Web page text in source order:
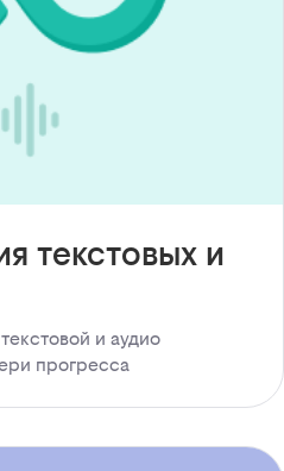
текстовых и
и аудио
прогресса